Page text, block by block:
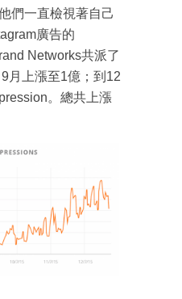
們一直檢視著自己
廣告的
Networks共派了
月上漲至1億；到12
。總共上漲